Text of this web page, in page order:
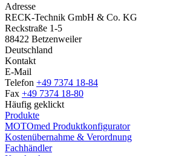
Adresse
RECK-Technik GmbH & Co. KG
Reckstraße 1-5
88422 Betzenweiler
Deutschland
Kontakt
E-Mail
Telefon +49 7374 18-84
Fax +49 7374 18-80
Häufig geklickt
Produkte
MOTOmed Produktkonfigurator
Kostenübernahme & Verordnung
Fachhändler